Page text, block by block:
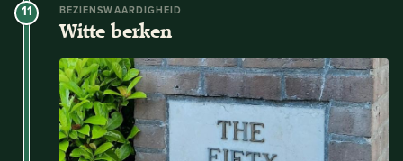
11 BEZIENSWAARDIGHEID
Witte berken